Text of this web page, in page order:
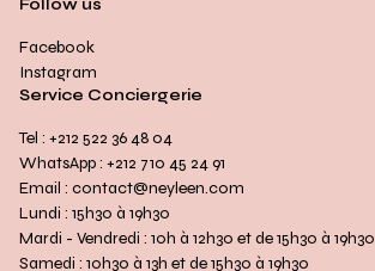
Follow us
Facebook
Instagram
Service Conciergerie
Tel : +212 522 36 48 04
WhatsApp : +212 710 45 24 91
Email : contact@neyleen.com
Lundi : 15h30 à 19h30
Mardi - Vendredi : 10h à 12h30 et de 15h30 à 19h30
Samedi : 10h30 à 13h et de 15h30 à 19h30